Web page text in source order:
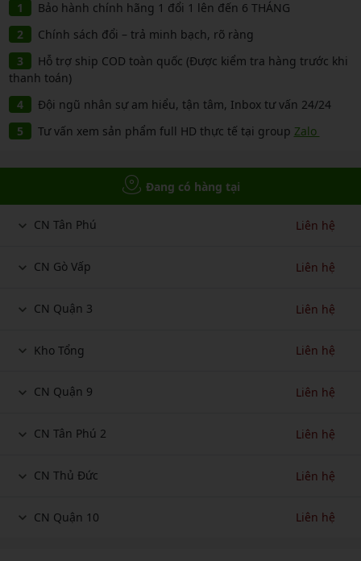
Bảo hành chính hãng 1 đổi 1 lên đến 6 THÁNG
Chính sách đổi – trả minh bạch, rõ ràng
Hỗ trợ ship COD toàn quốc (Được kiểm tra hàng trước khi
thanh toán)
Đội ngũ nhân sự am hiểu, tận tâm, Inbox tư vấn 24/24
Tư vấn xem sản phẩm full HD thực tế tại group Zalo
Đang có hàng tại
CN Tân Phú Liên hệ
CN Gò Vấp Liên hệ
CN Quận 3 Liên hệ
Kho Tổng Liên hệ
CN Quận 9 Liên hệ
CN Tân Phú 2 Liên hệ
CN Thủ Đức Liên hệ
CN Quận 10 Liên hệ